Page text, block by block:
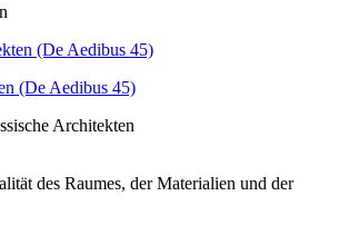
(De Aedibus 45)
Architekten
des Raumes, der Materialien und der